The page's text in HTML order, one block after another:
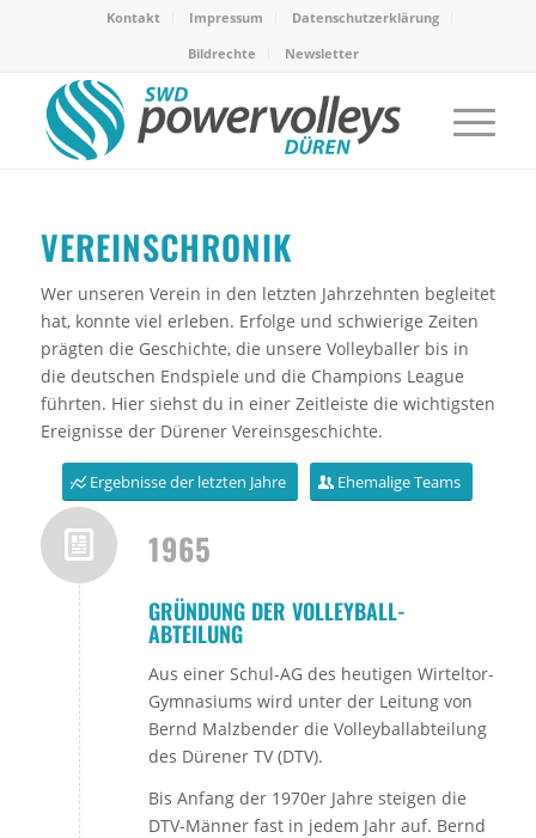
Kontakt Impressum
Datenschutzerklärung
Bildrechte
Newsletter
VEREINSCHRONIK
Wer unseren Verein in den letzten Jahrzehnten begleitet
hat, konnte viel erleben. Erfolge und schwierige Zeiten
prägten die Geschichte, die unsere Volleyballer bis in
die deutschen Endspiele und die Champions League
führten. Hier siehst du in einer Zeitleiste die wichtigsten
Ereignisse der Dürener Vereinsgeschichte.
Ergebnisse der letzten Jahre Ehemalige Teams
1965
GRÜNDUNG DER VOLLEYBALL-
ABTEILUNG
Aus einer Schul-AG des heutigen Wirteltor-
Gymnasiums wird unter der Leitung von
Bernd Malzbender die Volleyballabteilung
des Dürener TV (DTV).
Bis Anfang der 1970er Jahre steigen die
DTV-Männer fast in jedem Jahr auf. Bernd